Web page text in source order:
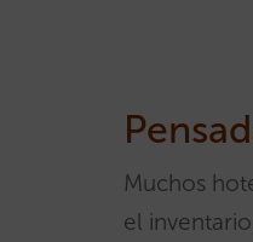
Muchos
el